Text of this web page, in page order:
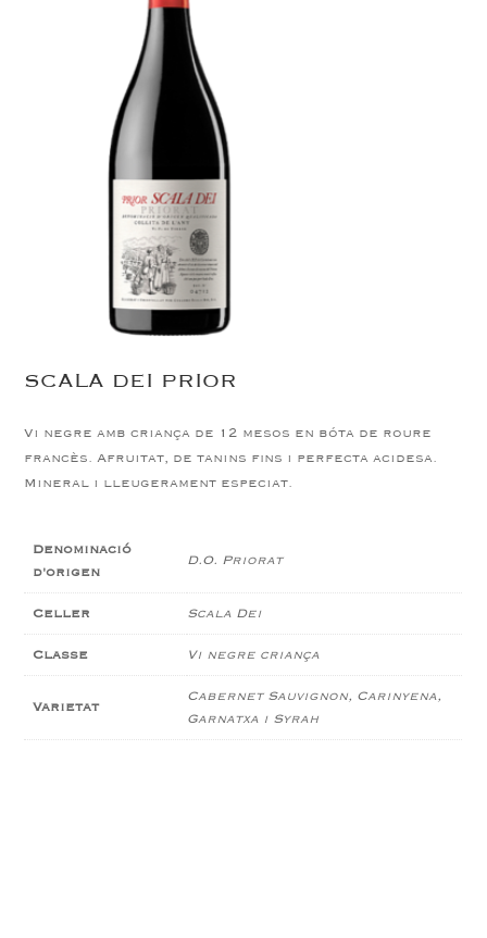
SCALA DEI PRIOR
Vi negre amb criança de 12 mesos en bóta de roure
francès. Afruitat, de tanins fins i perfecta acidesa.
Mineral i lleugerament especiat.
Denominació
d'origen
D.O. Priorat
Celler Scala Dei
Classe Vi negre criança
Varietat
Cabernet Sauvignon, Carinyena,
Garnatxa i Syrah